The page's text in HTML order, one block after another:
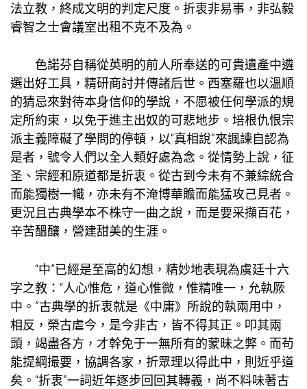
法立教，終成文明的判定尺度。折衷非易事，非弘毅
睿智之士會議室出租不克不及為。
色諾芬自稱從英明的前人所奉送的可貴遺產中遴
選出好工具，精研商討并傳諸后世。西塞羅也以溫順
的猜忌來對待本身信仰的學說，不愿被任何學派的規
定所約束，以免于進主出奴的可悲地步。培根仇恨宗
派主義障礙了學問的停頓，以“真相說”來諷諫自認為
是者，號令人們以全人類好處為念。從情勢上說，征
圣、宗經和原道都是折衷。從古到今未有不兼綜統合
而能獨樹一幟，亦未有不淹博華贍而能猛攻己見者。
更況且古典學本不株守一曲之說，而是要采擷百花，
辛苦醞釀，營建甜美的生涯。
“中”已經是至高的幻想，精妙地表現為虞廷十六
字之教：“人心惟危，道心惟微，惟精唯一，允執厥
中。”古典學的折衷就是《中庸》所說的執兩用中，
相反，榮古虐今，是今非古，皆不得其正。叩其兩
頭，竭盡各方，才幹免于一無所有的蒙昧之弊。而茍
能提綱撮要，協調各家，折眾理以得此中，則近乎道
矣。“折衷”一詞近年逐步回回其轉義，尚不料味著古